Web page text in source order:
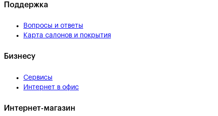
Поддержка
Вопросы и ответы
Карта салонов и покрытия
Бизнесу
Сервисы
Интернет в офис
Интернет-магазин